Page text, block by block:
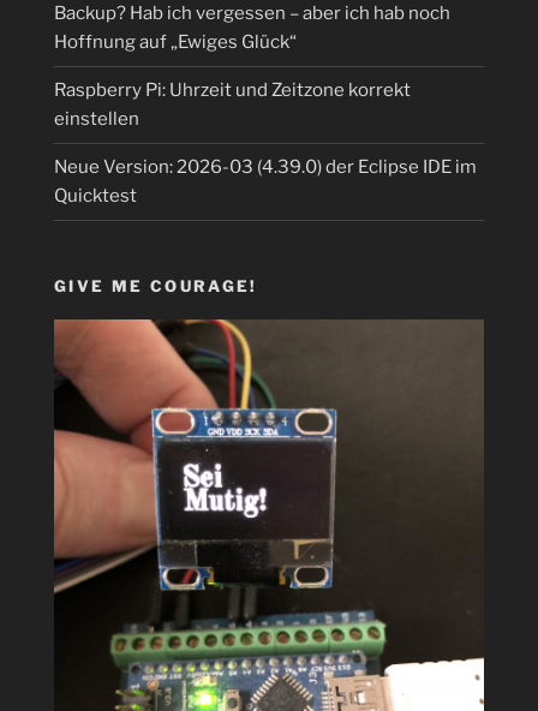
Backup? Hab ich vergessen – aber ich hab noch
Hoffnung auf „Ewiges Glück“
Raspberry Pi: Uhrzeit und Zeitzone korrekt
einstellen
Neue Version: 2026-03 (4.39.0) der Eclipse IDE im
Quicktest
GIVE ME COURAGE!